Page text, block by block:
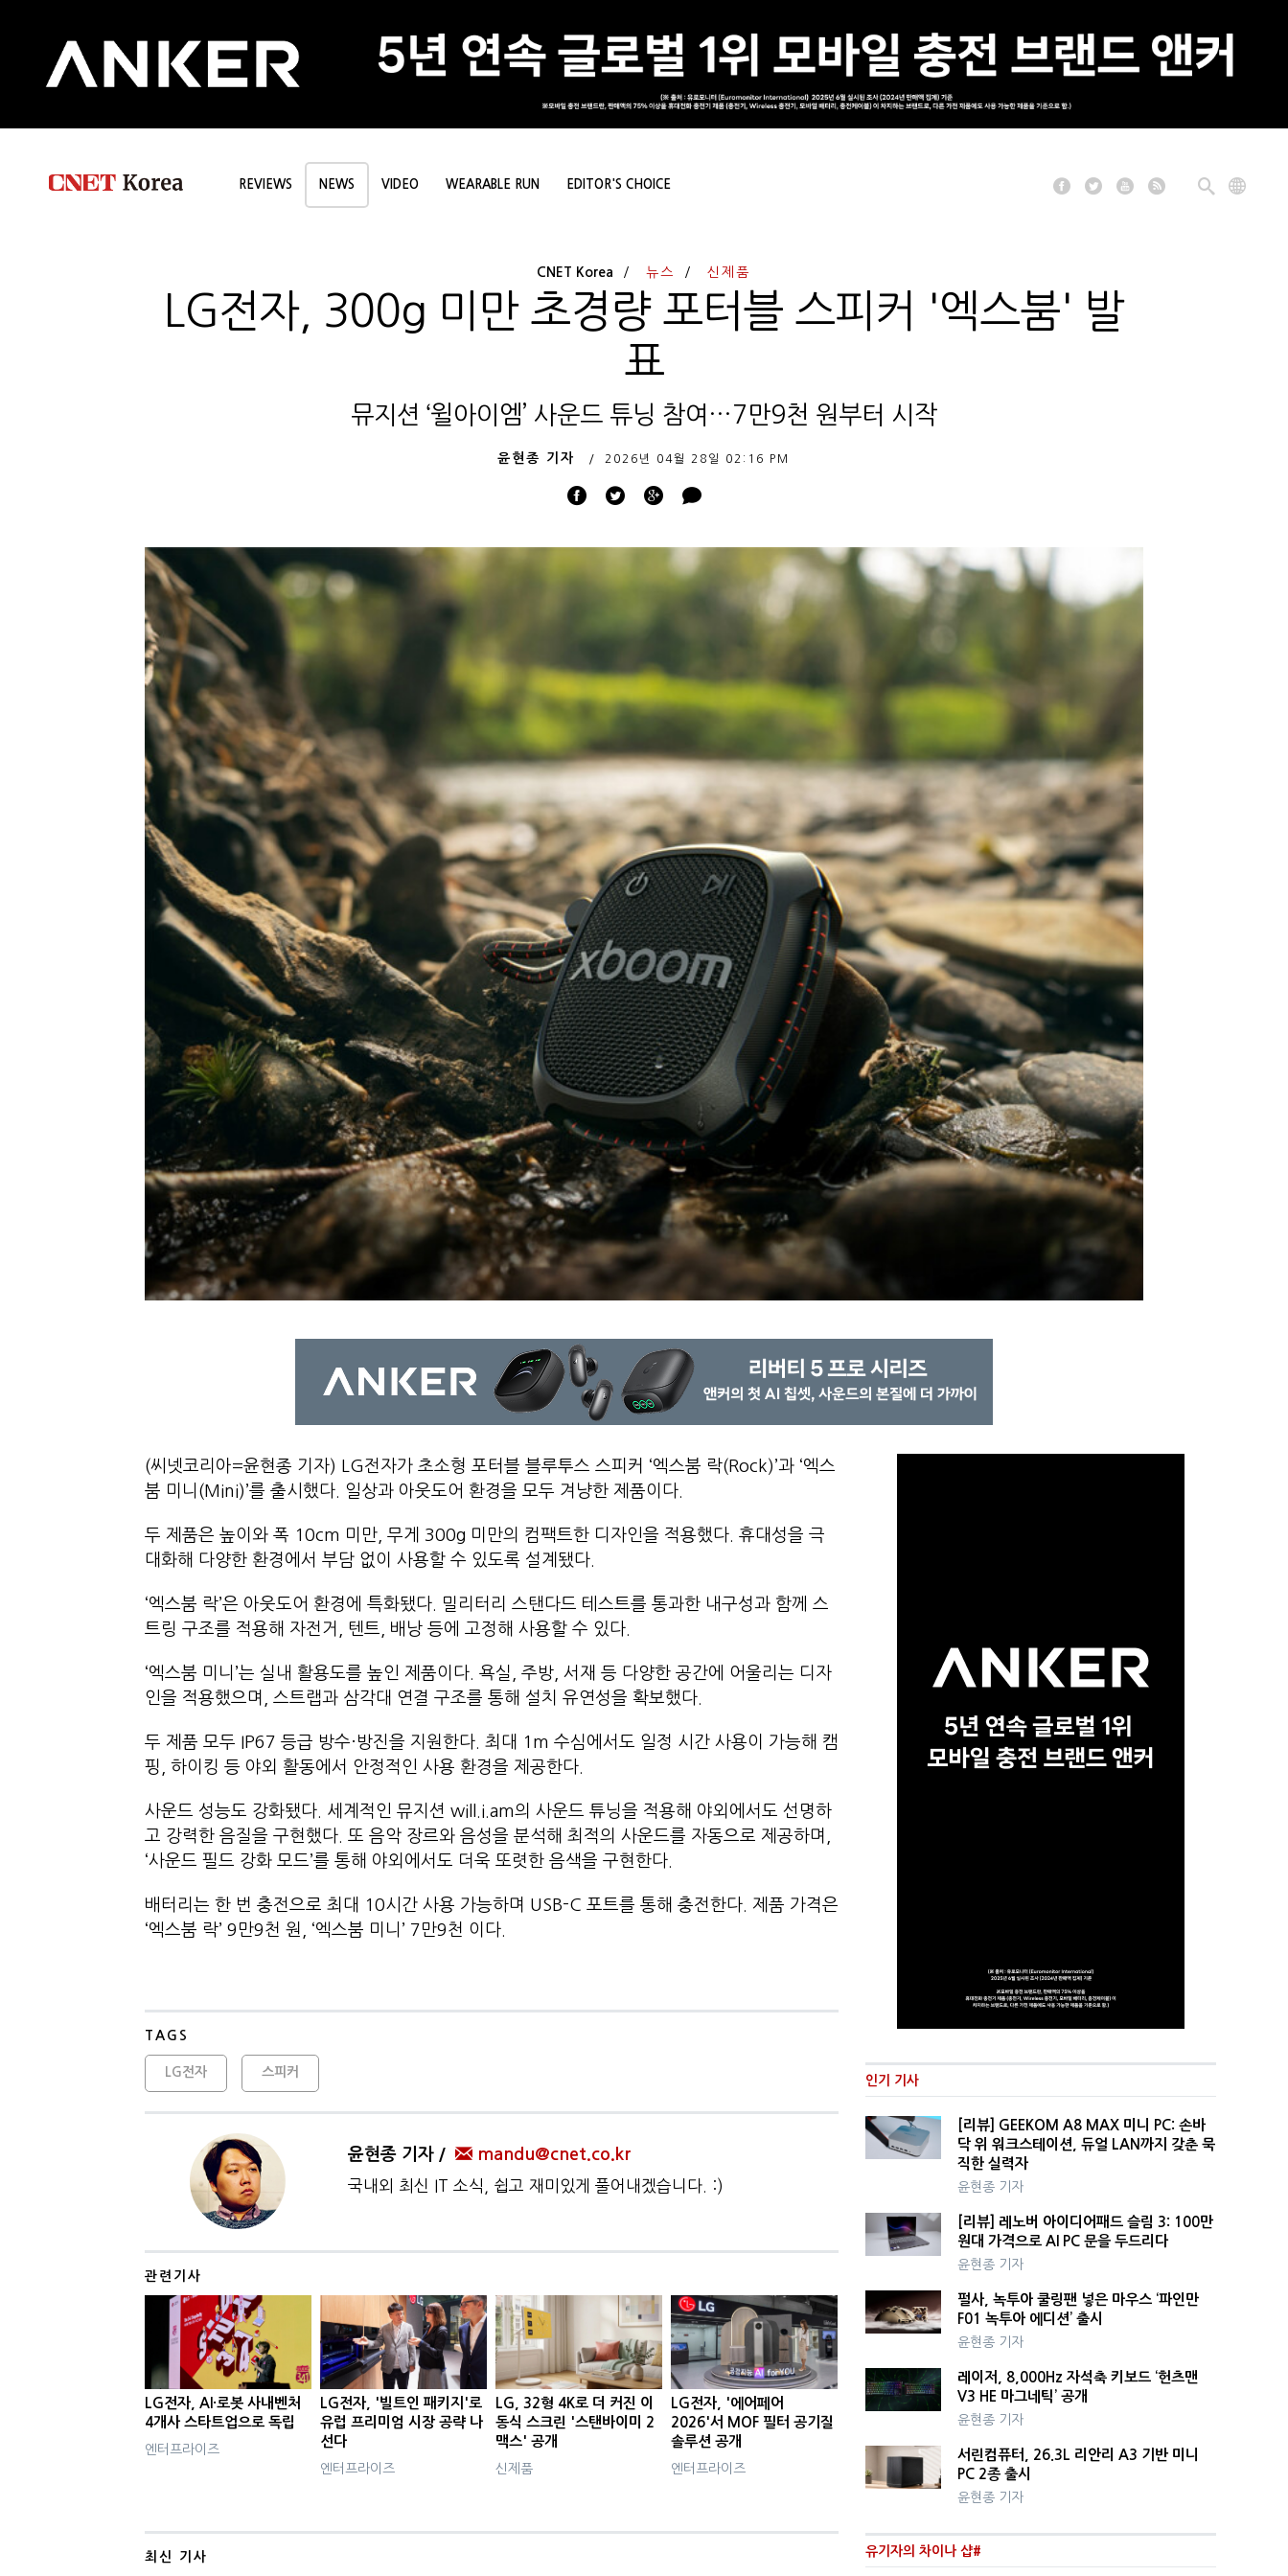
REVIEWS NEWS VIDEO WEARABLE RUN EDITOR'S CHOICE
CNET Korea 뉴스 신제품
LG전자, 300g 미만 초경량 포터블 스피커 '엑스붐' 발
표
뮤지션 ‘윌아이엠’ 사운드 튜닝 참여…7만9천 원부터 시작
윤현종 기자 2026년 04월 28일 02:16 PM
(씨넷코리아=윤현종 기자) LG전자가 초소형 포터블 블루투스 스피커 ‘엑스붐 락(Rock)’과 ‘엑스
붐 미니(Mini)’를 출시했다. 일상과 아웃도어 환경을 모두 겨냥한 제품이다.
두 제품은 높이와 폭 10cm 미만, 무게 300g 미만의 컴팩트한 디자인을 적용했다. 휴대성을 극
대화해 다양한 환경에서 부담 없이 사용할 수 있도록 설계됐다.
‘엑스붐 락’은 아웃도어 환경에 특화됐다. 밀리터리 스탠다드 테스트를 통과한 내구성과 함께 스
트링 구조를 적용해 자전거, 텐트, 배낭 등에 고정해 사용할 수 있다.
‘엑스붐 미니’는 실내 활용도를 높인 제품이다. 욕실, 주방, 서재 등 다양한 공간에 어울리는 디자
인을 적용했으며, 스트랩과 삼각대 연결 구조를 통해 설치 유연성을 확보했다.
두 제품 모두 IP67 등급 방수·방진을 지원한다. 최대 1m 수심에서도 일정 시간 사용이 가능해 캠
핑, 하이킹 등 야외 활동에서 안정적인 사용 환경을 제공한다.
사운드 성능도 강화됐다. 세계적인 뮤지션 will.i.am의 사운드 튜닝을 적용해 야외에서도 선명하
고 강력한 음질을 구현했다. 또 음악 장르와 음성을 분석해 최적의 사운드를 자동으로 제공하며,
‘사운드 필드 강화 모드’를 통해 야외에서도 더욱 또렷한 음색을 구현한다.
배터리는 한 번 충전으로 최대 10시간 사용 가능하며 USB-C 포트를 통해 충전한다. 제품 가격은
‘엑스붐 락’ 9만9천 원, ‘엑스붐 미니’ 7만9천 이다.
TAGS
LG전자 스피커
윤현종 기자 mandu@cnet.co.kr
국내외 최신 IT 소식, 쉽고 재미있게 풀어내겠습니다. :)
관련기사
LG전자, AI·로봇 사내벤처
4개사 스타트업으로 독립
엔터프라이즈
LG전자, '빌트인 패키지'로
유럽 프리미엄 시장 공략 나
선다
엔터프라이즈
LG, 32형 4K로 더 커진 이
동식 스크린 '스탠바이미 2
맥스' 공개
신제품
LG전자, '에어페어
2026'서 MOF 필터 공기질
솔루션 공개
엔터프라이즈
최신 기사
인기 기사
[리뷰] GEEKOM A8 MAX 미니 PC: 손바
닥 위 워크스테이션, 듀얼 LAN까지 갖춘 묵
직한 실력자
윤현종 기자
[리뷰] 레노버 아이디어패드 슬림 3: 100만
원대 가격으로 AI PC 문을 두드리다
윤현종 기자
펄사, 녹투아 쿨링팬 넣은 마우스 ‘파인만
F01 녹투아 에디션’ 출시
윤현종 기자
레이저, 8,000Hz 자석축 키보드 ‘헌츠맨
V3 HE 마그네틱’ 공개
윤현종 기자
서린컴퓨터, 26.3L 리안리 A3 기반 미니
PC 2종 출시
윤현종 기자
유기자의 차이나 샵#